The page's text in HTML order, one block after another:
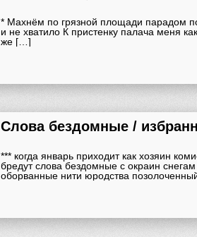
* Махнём по грязной площади парадом
и не хватило К пристенку палача меня
же […]
*** когда январь приходит как хозяин
бредут слова бездомные с окраин снегам
оборванные нити юродства